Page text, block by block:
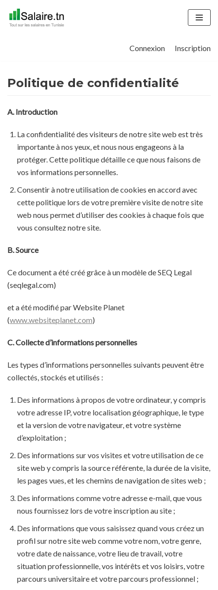
Aller
au
Connexion
Inscription
Politique de confidentialité
A. Introduction
La confidentialité des visiteurs de notre site web est très
importante à nos yeux, et nous nous engageons à la
protéger. Cette politique détaille ce que nous faisons de
vos informations personnelles.
Consentir à notre utilisation de cookies en accord avec
cette politique lors de votre première visite de notre site
web nous permet d’utiliser des cookies à chaque fois que
vous consultez notre site.
B. Source
Ce document a été créé grâce à un modèle de SEQ Legal
(seqlegal.com)
et a été modifié par Website Planet
(www.websiteplanet.com)
C. Collecte d’informations personnelles
Les types d’informations personnelles suivants peuvent être
collectés, stockés et utilisés :
Des informations à propos de votre ordinateur, y compris
votre adresse IP, votre localisation géographique, le type
et la version de votre navigateur, et votre système
d’exploitation ;
Des informations sur vos visites et votre utilisation de ce
site web y compris la source référente, la durée de la visite,
les pages vues, et les chemins de navigation de sites web ;
Des informations comme votre adresse e-mail, que vous
nous fournissez lors de votre inscription au site ;
Des informations que vous saisissez quand vous créez un
profil sur notre site web comme votre nom, votre genre,
votre date de naissance, votre lieu de travail, votre
situation professionnelle, vos intérêts et vos loisirs, votre
parcours universitaire et votre parcours professionnel ;